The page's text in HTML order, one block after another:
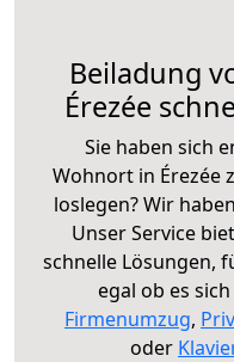
Beiladung
Érezée
Sie haben sich
Wohnort in Érezée
loslegen? Wir
Unser Service
schnelle Lösungen,
egal ob es
Firmenumzug,
oder